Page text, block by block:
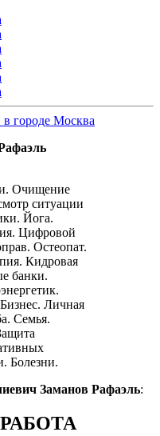
Очищение
ситуации
Йога.
Цифровой
Остеопат.
Кидровая
банки.
Личная
Семья.
Болезни.
Заманов Рафаэль: